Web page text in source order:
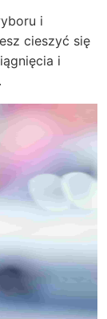
i
cieszyć się
i